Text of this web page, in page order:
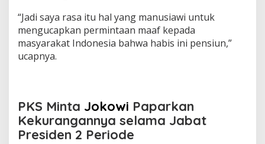
“Jadi saya rasa itu hal yang manusiawi untuk
mengucapkan permintaan maaf kepada
masyarakat Indonesia bahwa habis ini pensiun,”
ucapnya.
PKS Minta Jokowi Paparkan
Kekurangannya selama Jabat
Presiden 2 Periode